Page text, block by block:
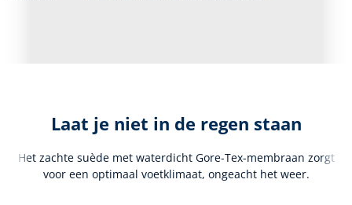
Laat je niet in de regen staan
Het zachte suède met waterdicht Gore-Tex-membraan zorgt
voor een optimaal voetklimaat, ongeacht het weer.